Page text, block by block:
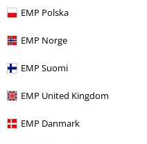
EMP Polska
EMP Norge
EMP Suomi
EMP United Kingdom
EMP Danmark